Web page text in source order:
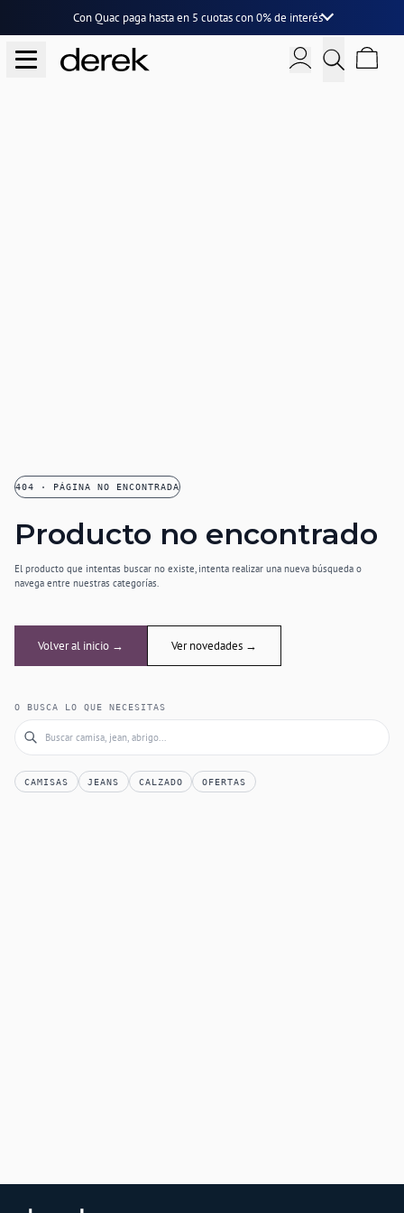
Con Quac paga hasta en 5 cuotascon0% de interés
404 · PÁGINA NO ENCONTRADA
Producto no encontrado
El producto que intentas buscar no existe, intenta realizar una nueva búsqueda o
navega entre nuestras categorías.
Volver al inicio → Ver novedades →
O BUSCA LO QUE NECESITAS
CAMISAS JEANS CALZADO OFERTAS